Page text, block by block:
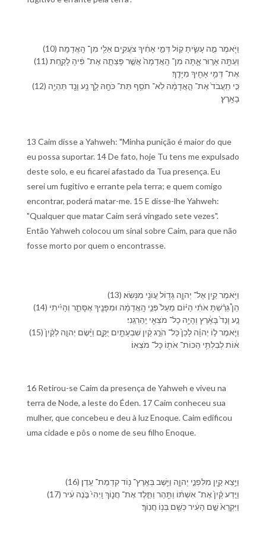
(10) וַ⁠יֹּ֖אמֶר מֶ֣ה עָשִׂ֑יתָ ק֚וֹל דְּמֵ֣י אָחִ֔י⁠ךָ צֹעֲקִ֥ים אֵלַ֖⁠י מִן־ הָֽ⁠אֲדָמָֽה׃
(11) וְ⁠עַתָּ֖ה אָר֣וּר אָ֑תָּה מִן־ הָֽ⁠אֲדָמָה֙ אֲשֶׁ֣ר פָּצְתָ֣ה אֶת־ פִּ֔י⁠הָ לָ⁠קַ֛חַת
אֶת־ דְּמֵ֥י אָחִ֖י⁠ךָ מִ⁠יָּדֶֽ⁠ךָ׃
(12) כִּ֤י תַֽעֲבֹד֙ אֶת־ הָ֣⁠אֲדָמָ֔ה לֹֽא־ תֹסֵ֥ף תֵּת־ כֹּחָ֖⁠הּ לָ֑⁠ךְ נָ֥ע וָ⁠נָ֖ד תִּֽהְיֶ֥ה
בָ⁠אָֽרֶץ׃
13 Caim disse a Yahweh: "Minha punição é maior do que
eu possa suportar. 14 De fato, hoje Tu tens me expulsado
deste solo, e eu ficarei afastado da Tua presença. Eu
serei um fugitivo e errante pela terra; e quem comigo
encontrar, poderá matar-me. 15 E disse-lhe Yahweh:
"Qualquer que matar Caim será vingado sete vezes".
Então Yahweh colocou um sinal sobre Caim, para que não
fosse morto por quem o encontrasse.
(13) וַ⁠יֹּ֥אמֶר קַ֖יִן אֶל־ יְהוָ֑ה גָּד֥וֹל עֲוֺנִ֖⁠י מִ⁠נְּשֹֽׂא׃
(14) הֵן֩ גֵּרַ֨שְׁתָּ אֹתִ֜⁠י הַ⁠יּ֗וֹם מֵ⁠עַל֙ פְּנֵ֣י הָֽ⁠אֲדָמָ֔ה וּ⁠מִ⁠פָּנֶ֖י⁠ךָ אֶסָּתֵ֑ר וְ⁠הָיִ֜יתִי
נָ֤ע וָ⁠נָד֙ בָּ⁠אָ֔רֶץ וְ⁠הָיָ֥ה כָל־ מֹצְאִ֖⁠י יַֽהַרְגֵֽ⁠נִי׃
(15) וַ⁠יֹּ֧אמֶר ל֣⁠וֹ יְהוָ֗ה לָ⁠כֵן֙ כָּל־ הֹרֵ֣ג קַ֔יִן שִׁבְעָתַ֖יִם יֻקָּ֑ם וַ⁠יָּ֨שֶׂם יְהוָ֤ה לְ⁠קַ֨יִן֙
א֔וֹת לְ⁠בִלְתִּ֥י הַכּוֹת־ אֹת֖⁠וֹ כָּל־ מֹצְאֽ⁠וֹ׃
16 Retirou-se Caim da presença de Yahweh e viveu na
terra de Node, a leste do Éden. 17 Caim conheceu sua
mulher, que concebeu e deu à luz Enoque. Caim edificou
uma cidade e pôs o nome de seu filho Enoque.
(16) וַ⁠יֵּ֥צֵא קַ֖יִן מִ⁠לִּ⁠פְנֵ֣י יְהוָ֑ה וַ⁠יֵּ֥שֶׁב בְּ⁠אֶֽרֶץ־ נ֖וֹד קִדְמַת־ עֵֽדֶן׃
(17) וַ⁠יֵּ֤דַע קַ֨יִן֙ אֶת־ אִשְׁתּ֔⁠וֹ וַ⁠תַּ֖הַר וַ⁠תֵּ֣לֶד אֶת־ חֲנ֑וֹךְ וַֽ⁠יְהִי֙ בֹּ֣נֶה עִ֔יר
וַ⁠יִּקְרָא֙ שֵׁ֣ם הָ⁠עִ֔יר כְּ⁠שֵׁ֖ם בְּנ֥⁠וֹ חֲנֽוֹךְ׃